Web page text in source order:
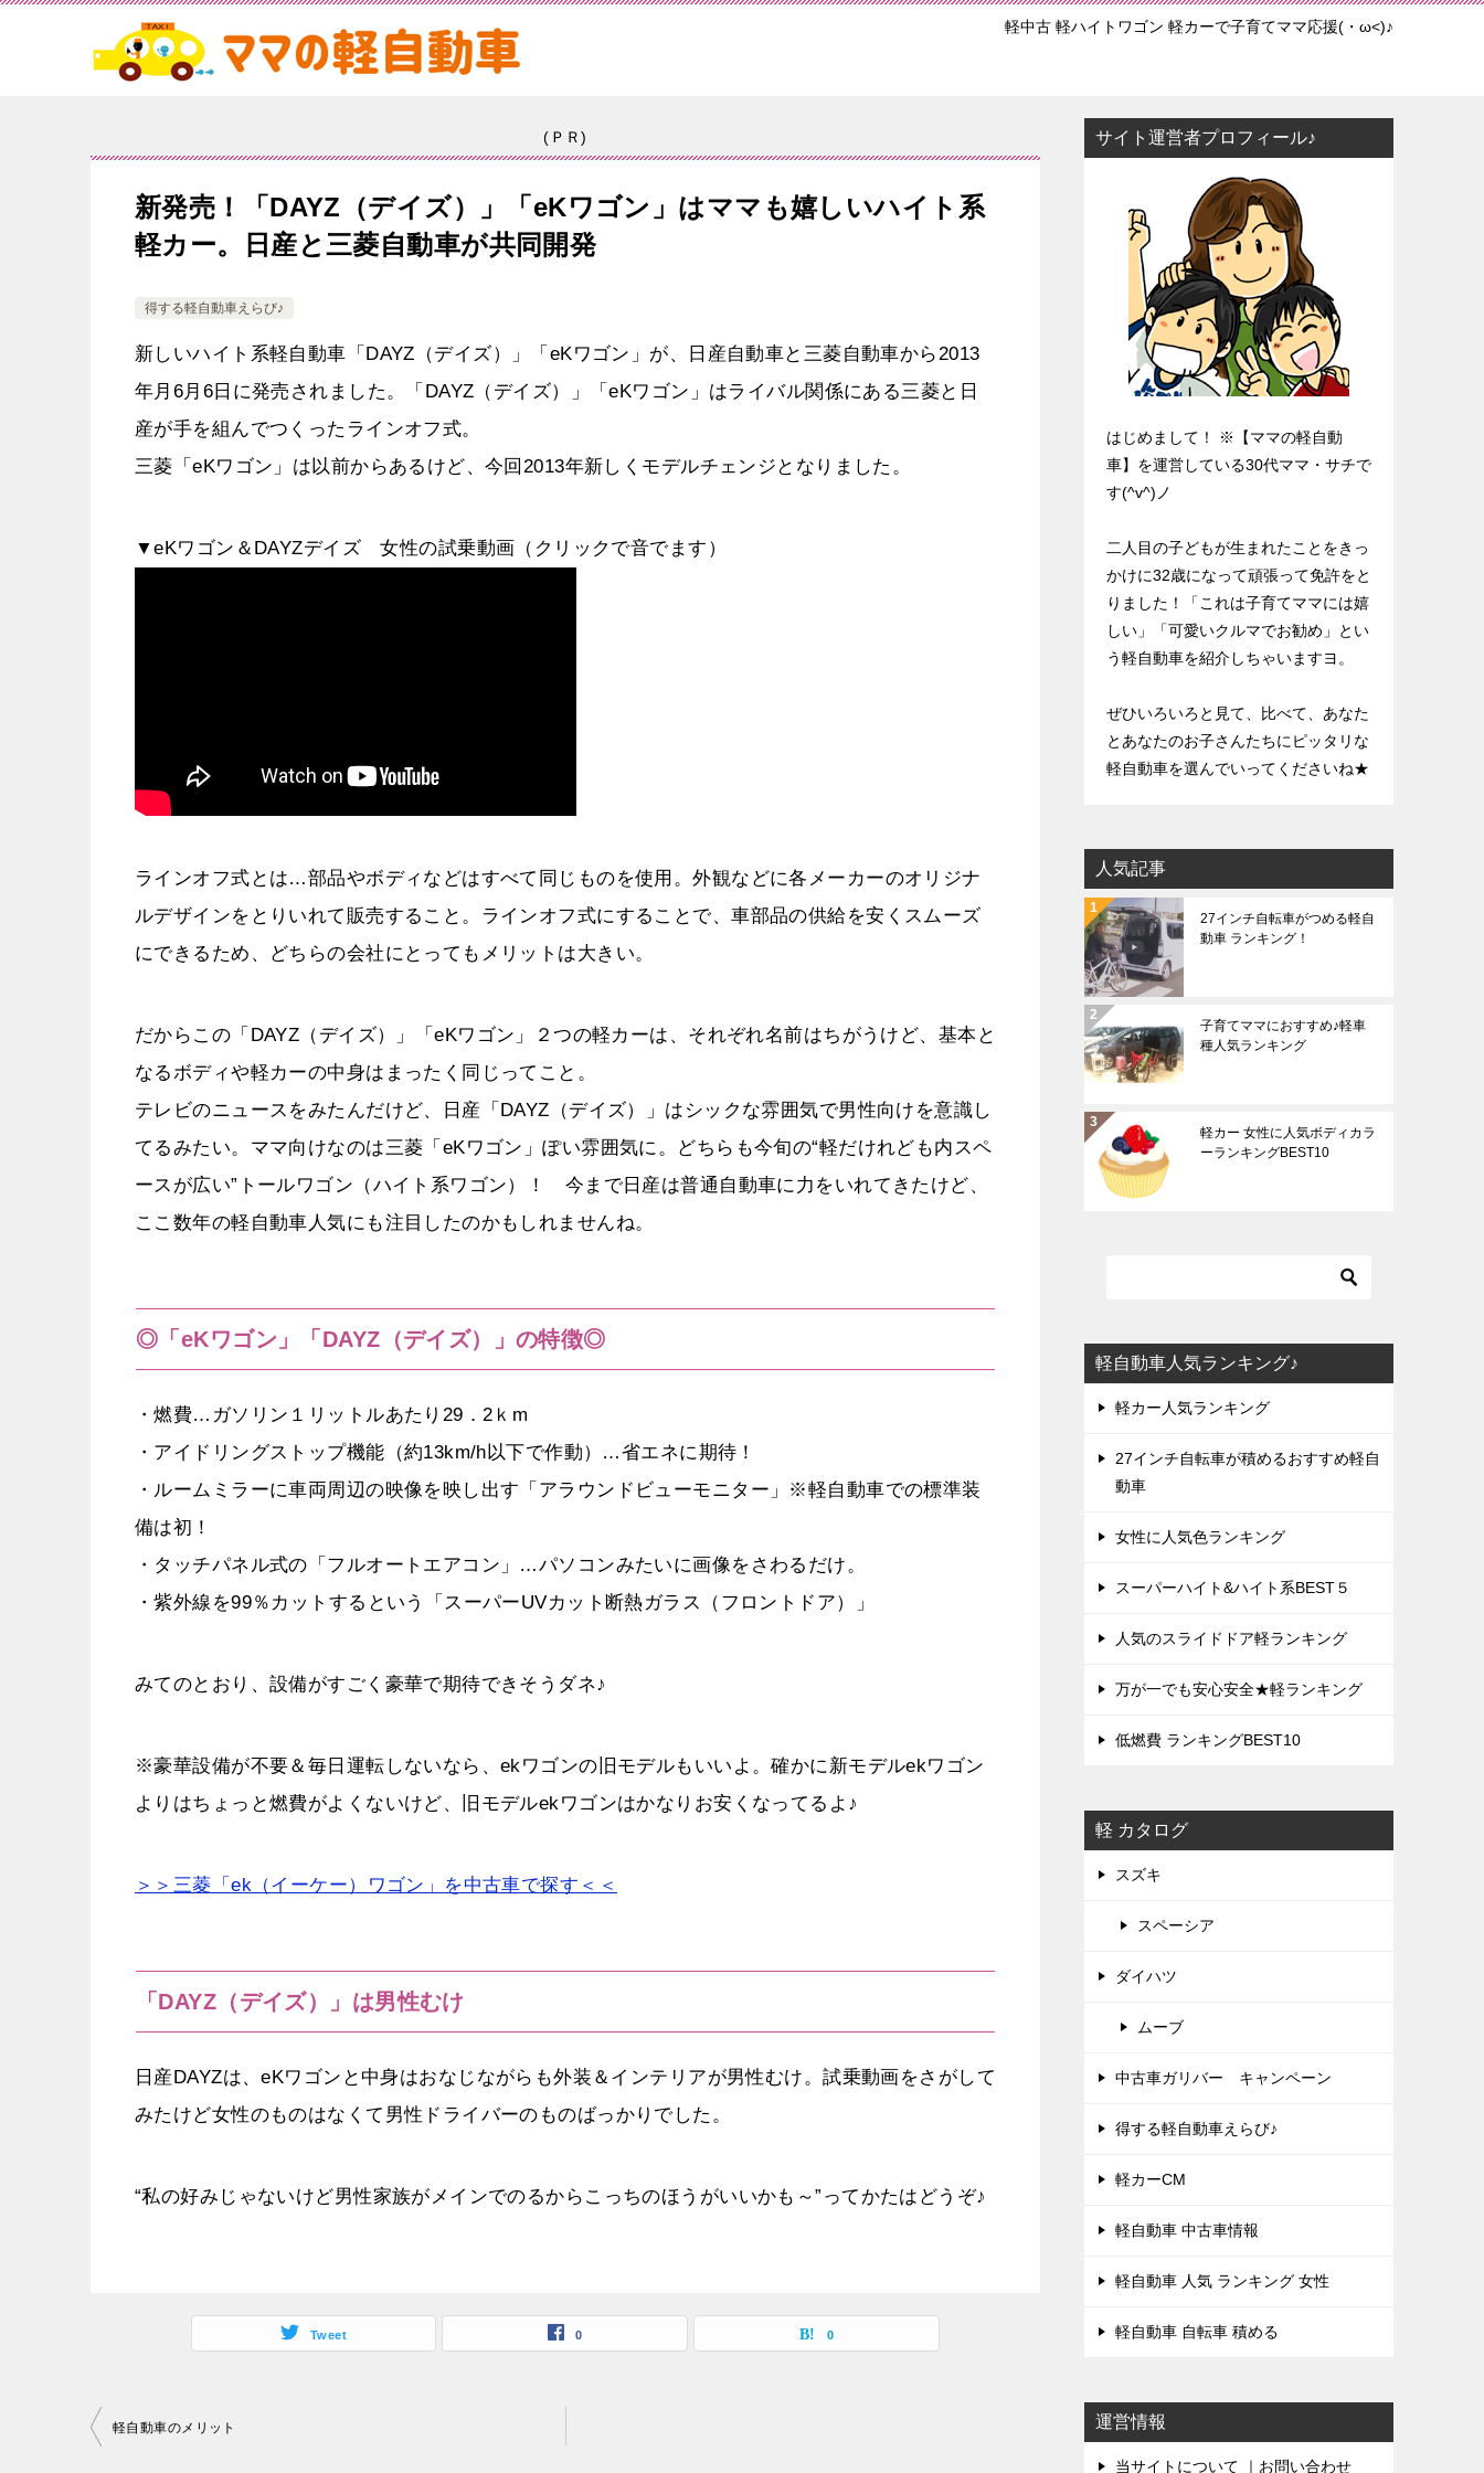
軽中古 軽ハイトワゴン 軽カーで子育てママ応援(・ω<)♪
(ＰＲ)
新発売！「DAYZ（デイズ）」「eKワゴン」はママも嬉しいハイト系
軽カー。日産と三菱自動車が共同開発
得する軽自動車えらび♪
新しいハイト系軽自動車「DAYZ（デイズ）」「eKワゴン」が、日産自動車と三菱自動車から2013
年月6月6日に発売されました。「DAYZ（デイズ）」「eKワゴン」はライバル関係にある三菱と日
産が手を組んでつくったラインオフ式。
三菱「eKワゴン」は以前からあるけど、今回2013年新しくモデルチェンジとなりました。
▼eKワゴン＆DAYZデイズ 女性の試乗動画（クリックで音でます）
ラインオフ式とは…部品やボディなどはすべて同じものを使用。外観などに各メーカーのオリジナ
ルデザインをとりいれて販売すること。ラインオフ式にすることで、車部品の供給を安くスムーズ
にできるため、どちらの会社にとってもメリットは大きい。
だからこの「DAYZ（デイズ）」「eKワゴン」２つの軽カーは、それぞれ名前はちがうけど、基本と
なるボディや軽カーの中身はまったく同じってこと。
テレビのニュースをみたんだけど、日産「DAYZ（デイズ）」はシックな雰囲気で男性向けを意識し
てるみたい。ママ向けなのは三菱「eKワゴン」ぽい雰囲気に。どちらも今旬の“軽だけれども内スペ
ースが広い”トールワゴン（ハイト系ワゴン）！ 今まで日産は普通自動車に力をいれてきたけど、
ここ数年の軽自動車人気にも注目したのかもしれませんね。
◎「eKワゴン」「DAYZ（デイズ）」の特徴◎
・燃費…ガソリン１リットルあたり29．2ｋm
・アイドリングストップ機能（約13km/h以下で作動）…省エネに期待！
・ルームミラーに車両周辺の映像を映し出す「アラウンドビューモニター」※軽自動車での標準装
備は初！
・タッチパネル式の「フルオートエアコン」…パソコンみたいに画像をさわるだけ。
・紫外線を99％カットするという「スーパーUVカット断熱ガラス（フロントドア）」
みてのとおり、設備がすごく豪華で期待できそうダネ♪
※豪華設備が不要＆毎日運転しないなら、ekワゴンの旧モデルもいいよ。確かに新モデルekワゴン
よりはちょっと燃費がよくないけど、旧モデルekワゴンはかなりお安くなってるよ♪
＞＞三菱「ek（イーケー）ワゴン」を中古車で探す＜＜
「DAYZ（デイズ）」は男性むけ
日産DAYZは、eKワゴンと中身はおなじながらも外装＆インテリアが男性むけ。試乗動画をさがして
みたけど女性のものはなくて男性ドライバーのものばっかりでした。
“私の好みじゃないけど男性家族がメインでのるからこっちのほうがいいかも～”ってかたはどうぞ♪
Tweet 0 0
投軽自動車のメリット
サイト運営者プロフィール♪
はじめまして！ ※【ママの軽自動
車】を運営している30代ママ・サチで
す(^v^)ノ
二人目の子どもが生まれたことをきっ
かけに32歳になって頑張って免許をと
りました！「これは子育てママには嬉
しい」「可愛いクルマでお勧め」とい
う軽自動車を紹介しちゃいますヨ。
ぜひいろいろと見て、比べて、あなた
とあなたのお子さんたちにピッタリな
軽自動車を選んでいってくださいね★
人気記事
27インチ自転車がつめる軽自
動車 ランキング！
子育てママにおすすめ♪軽車
種人気ランキング
軽カー 女性に人気ボディカラ
ーランキングBEST10
軽自動車人気ランキング♪
軽カー人気ランキング
27インチ自転車が積めるおすすめ軽自
動車
女性に人気色ランキング
スーパーハイト&ハイト系BEST５
人気のスライドドア軽ランキング
万が一でも安心安全★軽ランキング
低燃費 ランキングBEST10
軽 カタログ
スズキ
スペーシア
ダイハツ
ムーブ
中古車ガリバー キャンペーン
得する軽自動車えらび♪
軽カーCM
軽自動車 中古車情報
軽自動車 人気 ランキング 女性
軽自動車 自転車 積める
運営情報
当サイトについて ｜お問い合わせ